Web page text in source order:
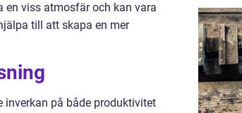
en viss atmosfär och kan vara
till att skapa en mer
inverkan på både produktivitet